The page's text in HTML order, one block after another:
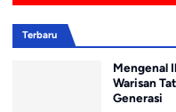
Terbaru
Mengenal
Warisan
Generasi